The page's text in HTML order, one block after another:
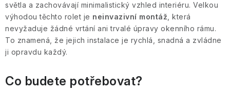
STROPNÍ KOLEJNICE
PŘÍSLUŠENSTVÍ
Doprava a platba
světla a zachovávají minimalistický vzhled interiéru. Velkou
výhodou těchto rolet je neinvazivní montáž , která
nevyžaduje žádné vrtání ani trvalé úpravy okenního rámu.
To znamená, že jejich instalace je rychlá, snadná a zvládne
ji opravdu každý.
Co budete potřebovat?